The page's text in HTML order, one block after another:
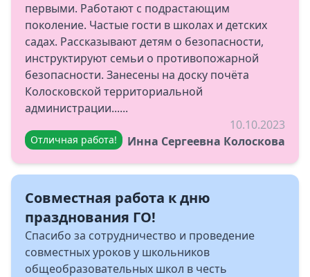
первыми. Работают с подрастающим
поколение. Частые гости в школах и детских
садах. Рассказывают детям о безопасности,
инструктируют семьи о противопожарной
безопасности. Занесены на доску почёта
Колосковской территориальной
администрации......
Отличная работа!
10.10.2023
Инна Сергеевна Колоскова
Совместная работа к дню
празднования ГО!
Спасибо за сотрудничество и проведение
совместных уроков у школьников
общеобразовательных школ в честь